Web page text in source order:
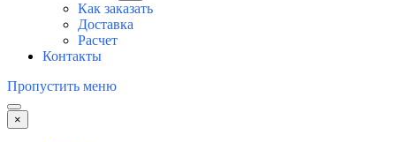
Как заказать
Доставка
Расчет
Контакты
Пропустить меню
×